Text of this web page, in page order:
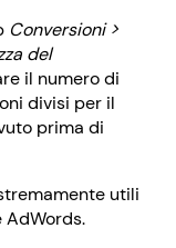
Conversioni >
del
il numero di
divisi per il
prima di
utili
AdWords.